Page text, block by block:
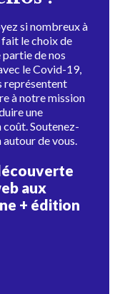
si nombreux à
fait le choix de
de nos
le Covid-19,
représentent
à notre mission
une
Soutenez-
de vous.
aux
+ édition